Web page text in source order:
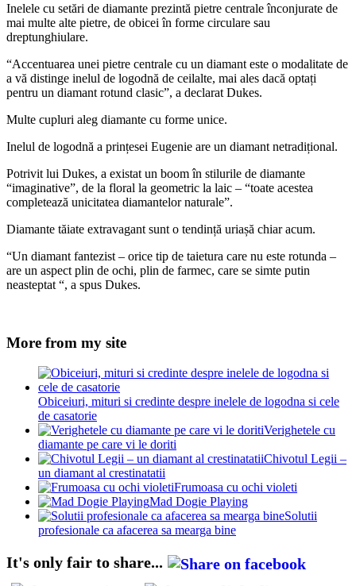
Inelele cu setări de diamante prezintă pietre centrale înconjurate de
mai multe alte pietre, de obicei în forme circulare sau
dreptunghiulare.
“Accentuarea unei pietre centrale cu un diamant este o modalitate de
a vă distinge inelul de logodnă de ceilalte, mai ales dacă optați
pentru un diamant rotund clasic”, a declarat Dukes.
Multe cupluri aleg diamante cu forme unice.
Inelul de logodnă a prințesei Eugenie are un diamant netradițional.
Potrivit lui Dukes, a existat un boom în stilurile de diamante
“imaginative”, de la floral la geometric la laic – “toate acestea
completează unicitatea diamantelor naturale”.
Diamante tăiate extravagant sunt o tendință uriașă chiar acum.
“Un diamant fantezist – orice tip de taietura care nu este rotunda –
are un aspect plin de ochi, plin de farmec, care se simte putin
neasteptat “, a spus Dukes.
More from my site
Obiceiuri, mituri si credinte despre inelele de logodna si cele
de casatorie
Verighetele cu
diamante pe care vi le doriti
Chivotul Legii –
un diamant al crestinatatii
Frumoasa cu ochi violeti
Mad Dogie Playing
Solutii
profesionale ca afacerea sa mearga bine
It's only fair to share...